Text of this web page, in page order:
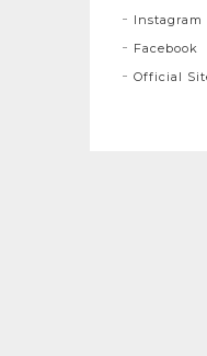
Instagram
Facebook
Official